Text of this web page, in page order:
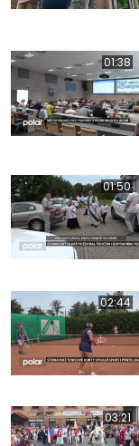
01:38
01:50
02:44
03:21